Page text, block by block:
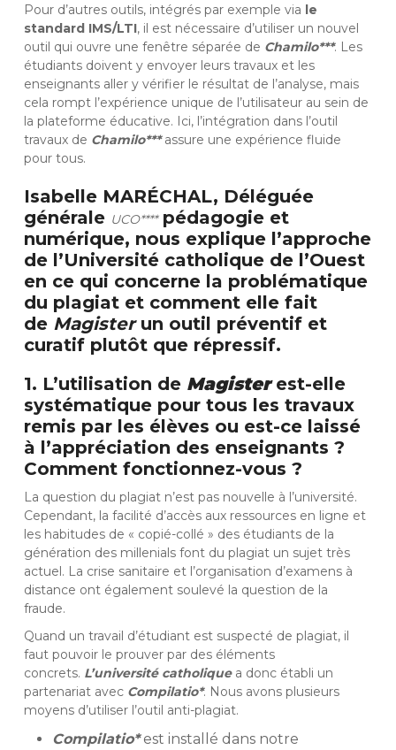
Pour d’autres outils, intégrés par exemple via le
standard IMS/LTI, il est nécessaire d’utiliser un nouvel
outil qui ouvre une fenêtre séparée de Chamilo***. Les
étudiants doivent y envoyer leurs travaux et les
enseignants aller y vérifier le résultat de l’analyse, mais
cela rompt l’expérience unique de l’utilisateur au sein de
la plateforme éducative. Ici, l’intégration dans l’outil
travaux de Chamilo***assure une expérience fluide
pour tous.
Isabelle MARÉCHAL, Déléguée
générale UCO****pédagogie et
numérique, nous explique l’approche
de l’Université catholique de l’Ouest
en ce qui concerne la problématique
du plagiat et comment elle fait
de Magisterun outil préventif et
curatif plutôt que répressif.
1. L’utilisation de Magisterest-elle
systématique pour tous les travaux
remis par les élèves ou est-ce laissé
à l’appréciation des enseignants ?
Comment fonctionnez-vous ?
La question du plagiat n’est pas nouvelle à l’université.
Cependant, la facilité d’accès aux ressources en ligne et
les habitudes de « copié-collé » des étudiants de la
génération des millenials font du plagiat un sujet très
actuel. La crise sanitaire et l’organisation d’examens à
distance ont également soulevé la question de la
fraude.
Quand un travail d’étudiant est suspecté de plagiat, il
faut pouvoir le prouver par des éléments
concrets. L’université catholiquea donc établi un
partenariat avec Compilatio*. Nous avons plusieurs
moyens d’utiliser l’outil anti-plagiat.
Compilatio*est installé dans notre